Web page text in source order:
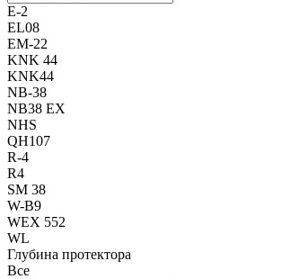
E-2
EL08
EM-22
KNK 44
KNK44
NB-38
NB38 EX
NHS
QH107
R-4
R4
SM 38
W-В9
WEX 552
WL
Глубина протектора
Все